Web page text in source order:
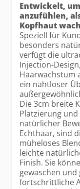
Entwickelt,
anzufühlen,
Kopfhaut
Speziell für
besonders
verfügt die
Injection-
Haarwachstum
ein nahtloser
Die 3cm breite
Platzierung
natürlicher
Echthaar, sind
müheloses
leichte
Finish. Sie
gewaschen
fortschrittliche